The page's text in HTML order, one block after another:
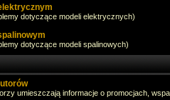
dotyczące modeli elektrycznych)
dotyczące modeli spalinowych)
umieszczają informacje o promocjach,